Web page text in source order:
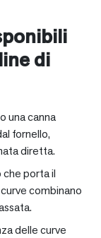
di
una canna
fornello,
diretta.
che porta il
combinano
delle curve